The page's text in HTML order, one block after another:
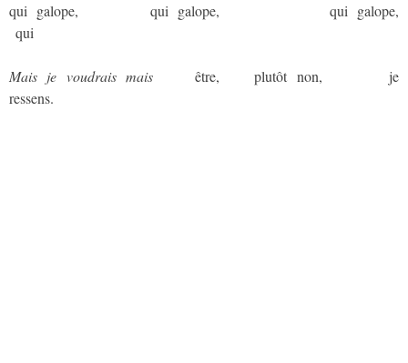
qui galope, aaaaaaaaaaqui galope, aaaaaaaaaaaaaaaaqui galope,
qui
Mais je voudrais mais être, aaaaplutôt non,
je
ressens.